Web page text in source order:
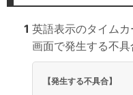
1 英語表示のタイム
画面で発生する不
【発生する不具合】